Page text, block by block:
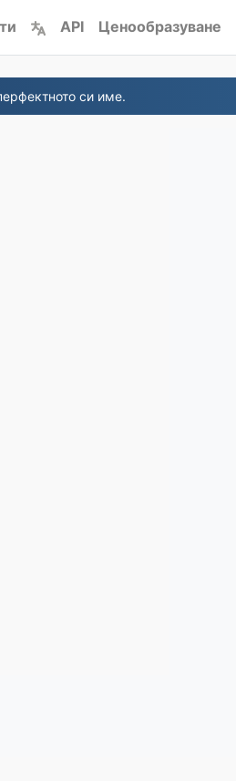
API Ценообразуване
си име.